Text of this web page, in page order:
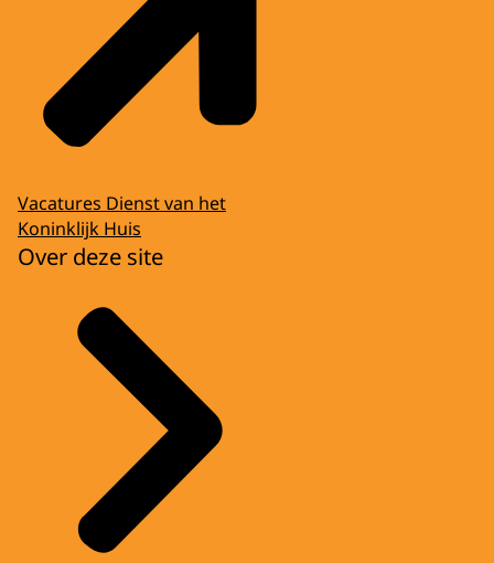
Vacatures Dienst van het
Koninklijk Huis
Over deze site